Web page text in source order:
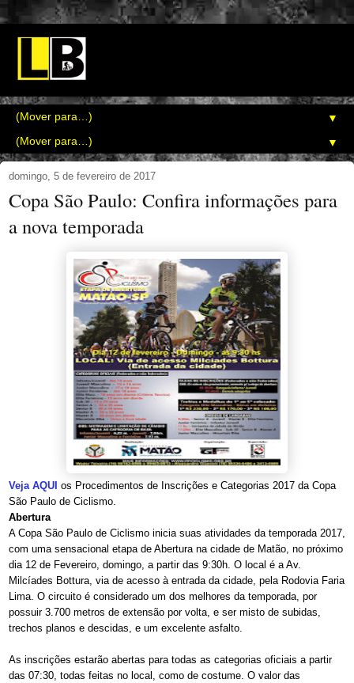
▼
▼
domingo, 5 de fevereiro de 2017
Copa São Paulo: Confira informações para
a nova temporada
Veja AQUI os Procedimentos de Inscrições e Categorias 2017 da Copa
São Paulo de Ciclismo.
Abertura
A Copa São Paulo de Ciclismo inicia suas atividades da temporada 2017,
com uma sensacional etapa de Abertura na cidade de Matão, no próximo
dia 12 de Fevereiro, domingo, a partir das 9:30h. O local é a Av.
Milcíades Bottura, via de acesso à entrada da cidade, pela Rodovia Faria
Lima. O circuito é considerado um dos melhores da temporada, por
possuir 3.700 metros de extensão por volta, e ser misto de subidas,
trechos planos e descidas, e um excelente asfalto.
As inscrições estarão abertas para todas as categorias oficiais a partir
das 07:30, todas feitas no local, como de costume. O valor das